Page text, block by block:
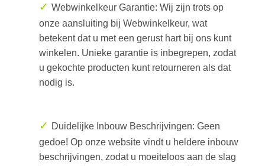
✓ Webwinkelkeur Garantie: Wij zijn trots op
onze aansluiting bij Webwinkelkeur, wat
betekent dat u met een gerust hart bij ons kunt
winkelen. Unieke garantie is inbegrepen, zodat
u gekochte producten kunt retourneren als dat
nodig is.
✓ Duidelijke Inbouw Beschrijvingen: Geen
gedoe! Op onze website vindt u heldere inbouw
beschrijvingen, zodat u moeiteloos aan de slag